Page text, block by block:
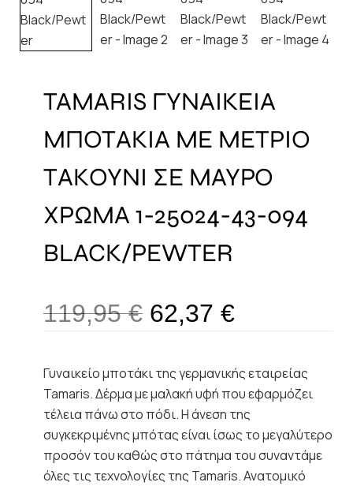
TAMARIS ΓΥΝΑΙΚΕΙΑ
ΜΠΟΤΑΚΙΑ ΜΕ ΜΕΤΡΙΟ
ΤΑΚΟΥΝΙ ΣΕ ΜΑΥΡΟ
ΧΡΩΜΑ 1-25024-43-094
BLACK/PEWTER
119,95€ 62,37 €
Γυναικείο μποτάκι της γερμανικής εταιρείας
Tamaris. Δέρμα με μαλακή υφή που εφαρμόζει
τέλεια πάνω στο πόδι. Η άνεση της
συγκεκριμένης μπότας είναι ίσως το μεγαλύτερο
προσόν του καθώς στο πάτημα του συναντάμε
όλες τις τεχνολογίες της Tamaris. Ανατομικό